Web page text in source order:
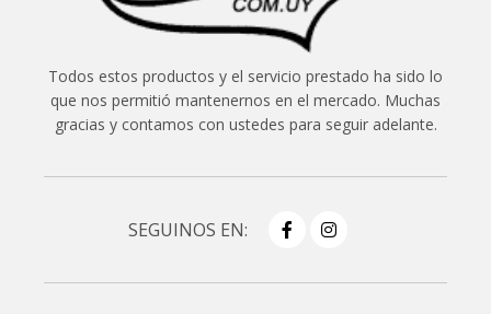
Todos estos productos y el servicio prestado ha sido lo
que nos permitió mantenernos en el mercado. Muchas
gracias y contamos con ustedes para seguir adelante.
SEGUINOS EN: